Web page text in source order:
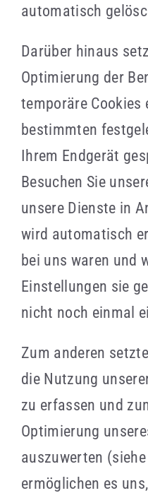
automatisch
Darüber hinaus
Optimierung der
temporäre Cookies
bestimmten
Ihrem Endgerät
Besuchen Sie
unsere Dienste in
wird automatisch
bei uns waren und
Einstellungen sie
nicht noch einmal
Zum anderen
die Nutzung
zu erfassen und
Optimierung
auszuwerten
ermöglichen es